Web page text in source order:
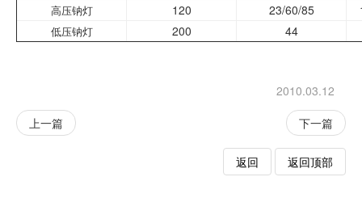
高压钠灯 120 23/60/85
低压钠灯 200 44
2010.03.12
上一篇
下一篇
返回 返回顶部